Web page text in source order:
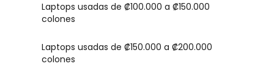
Laptops usadas de ₡100.000 a ₡150.000
colones
Laptops usadas de ₡150.000 a ₡200.000
colones